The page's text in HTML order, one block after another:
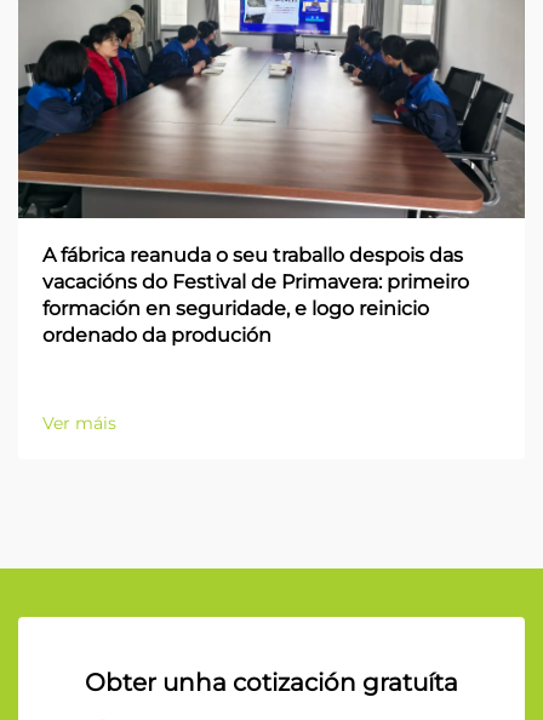
A fábrica reanuda o seu traballo despois das
vacacións do Festival de Primavera: primeiro
formación en seguridade, e logo reinicio
ordenado da produción
Ver máis
Obter unha cotización gratuíta